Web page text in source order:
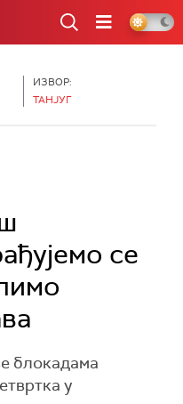
ИЗВОР:
ТАНЈУГ
се
блокадама
у